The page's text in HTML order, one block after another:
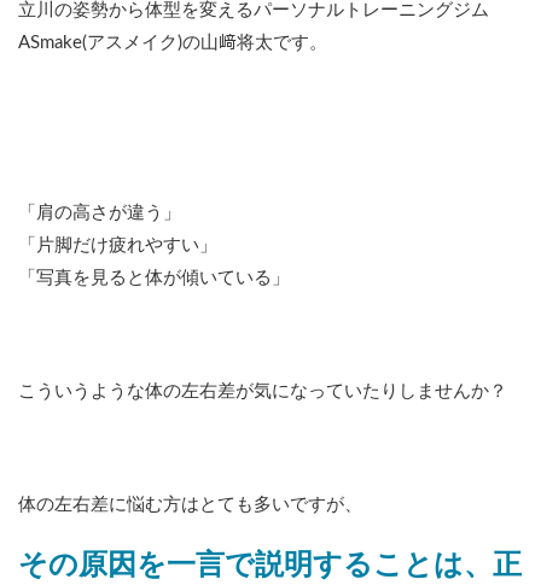
立川の姿勢から体型を変えるパーソナルトレーニングジム
ASmake(アスメイク)の山﨑将太です。
「肩の高さが違う」
「片脚だけ疲れやすい」
「写真を見ると体が傾いている」
こういうような体の左右差が気になっていたりしませんか？
体の左右差に悩む方はとても多いですが、
その原因を一言で説明することは、正